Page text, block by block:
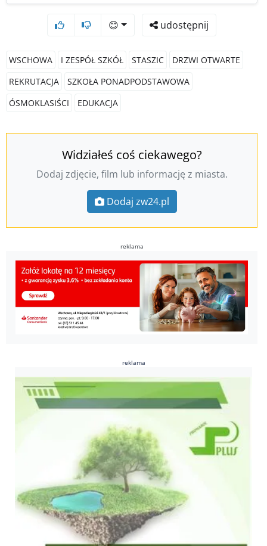
😊 udostępnij
WSCHOWA I ZESPÓŁ SZKÓŁ STASZIC
DRZWI OTWARTE
REKRUTACJA
SZKOŁA PONADPODSTAWOWA
ÓSMOKLASIŚCI
EDUKACJA
Widziałeś coś ciekawego?
Dodaj zdjęcie, film lub informację z miasta.
Dodaj zw24.pl
reklama
reklama